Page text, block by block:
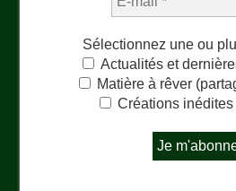
Sélectionnez une ou
Actualités et
Matière à rêver
Créations inédites